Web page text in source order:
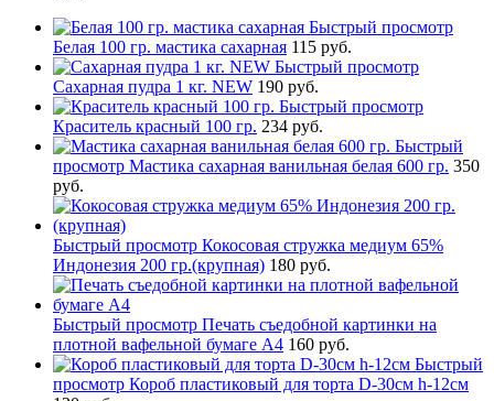
Быстрый просмотр
Белая 100 гр. мастика сахарная 115 руб.
Быстрый просмотр
Сахарная пудра 1 кг. NEW 190 руб.
Быстрый просмотр
Краситель красный 100 гр. 234 руб.
Быстрый
просмотр Мастика сахарная ванильная белая 600 гр. 350
руб.
Быстрый просмотр Кокосовая стружка медиум 65%
Индонезия 200 гр.(крупная) 180 руб.
Быстрый просмотр Печать съедобной картинки на
плотной вафельной бумаге А4 160 руб.
Быстрый
просмотр Короб пластиковый для торта D-30см h-12см